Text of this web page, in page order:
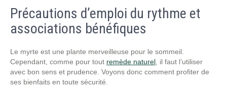
Précautions d’emploi du rythme et
associations bénéfiques
Le myrte est une plante merveilleuse pour le sommeil.
Cependant, comme pour tout remède naturel , il faut l’utiliser
avec bon sens et prudence. Voyons donc comment profiter de
ses bienfaits en toute sécurité.